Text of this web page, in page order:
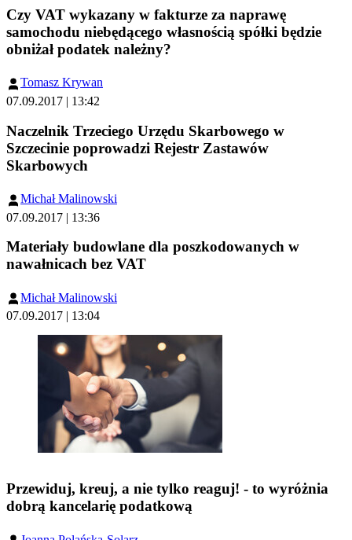
Czy VAT wykazany w fakturze za naprawę
samochodu niebędącego własnością spółki będzie
obniżał podatek należny?
Tomasz Krywan
07.09.2017 | 13:42
Naczelnik Trzeciego Urzędu Skarbowego w
Szczecinie poprowadzi Rejestr Zastawów
Skarbowych
Michał Malinowski
07.09.2017 | 13:36
Materiały budowlane dla poszkodowanych w
nawałnicach bez VAT
Michał Malinowski
07.09.2017 | 13:04
Przewiduj, kreuj, a nie tylko reaguj! - to wyróżnia
dobrą kancelarię podatkową